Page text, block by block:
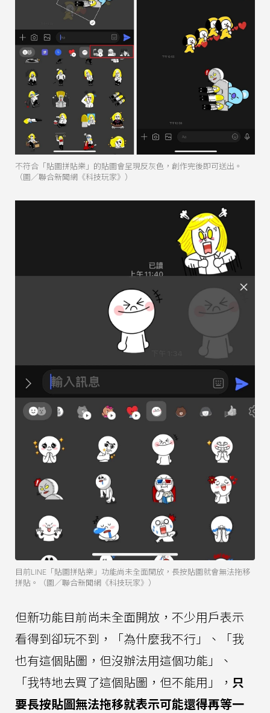
不符合「貼圖拼貼樂」的貼圖會呈現反灰色，創作完後即可送出。
（圖／聯合新聞網《科技玩家》）
目前LINE「貼圖拼貼樂」功能尚未全面開放，長按貼圖就會無法拖移
拼貼。（圖／聯合新聞網《科技玩家》）
但新功能目前尚未全面開放，不少用戶表示
看得到卻玩不到，「為什麼我不行」、「我
也有這個貼圖，但沒辦法用這個功能」、
「我特地去買了這個貼圖，但不能用」， 只
要長按貼圖無法拖移就表示可能還得再等一